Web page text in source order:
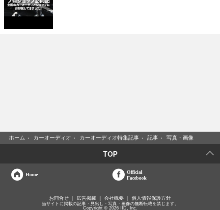
ホーム › カーオーディオ › カーオーディオ特集記事 › 記事 › 写真・画像
TOP
Home
Official
Facebook
お問合せ 広告掲載 会社概要 個人情報保護方針
当サイトに掲載の記事・見出し・写真・画像の無断転載を禁じます。
Copyright © 2026 IID, Inc.